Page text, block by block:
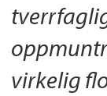
virkelig